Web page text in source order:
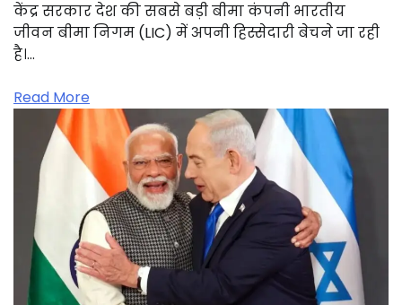
केंद्र सरकार देश की सबसे बड़ी बीमा कंपनी भारतीय
जीवन बीमा निगम (LIC) में अपनी हिस्सेदारी बेचने जा रही
है।…
Read More